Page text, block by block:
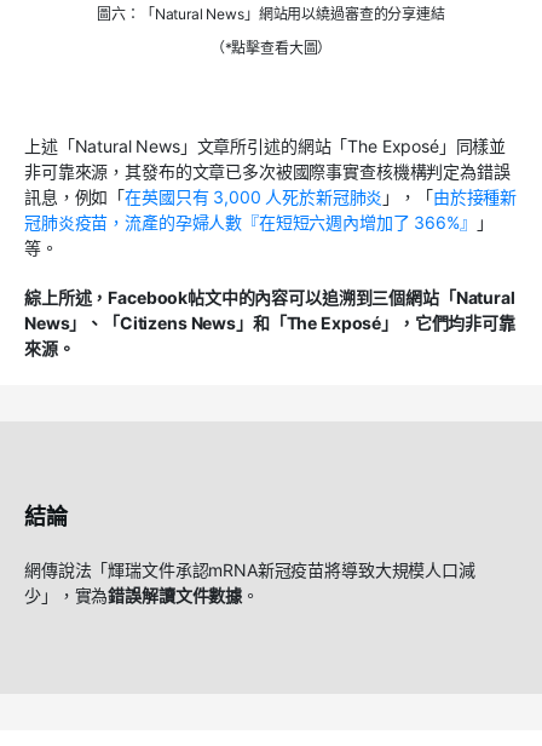
圖六：「Natural News」網站用以繞過審查的分享連結
（*點擊查看大圖）
上述「Natural News」文章所引述的網站「The Exposé」同樣並
非可靠來源，其發布的文章已多次被國際事實查核機構判定為錯誤
訊息，例如「在英國只有 3,000 人死於新冠肺炎 」，「由於接種新
冠肺炎疫苗，流產的孕婦人數『在短短六週內增加了 366%』
」
等。
綜上所述，Facebook帖文中的內容可以追溯到三個網站「Natural
News」、「Citizens News」和「The Exposé」，它們均非可靠
來源。
結論
網傳說法「輝瑞文件承認mRNA新冠疫苗將導致大規模人口減
少」，實為錯誤解讀文件數據 。